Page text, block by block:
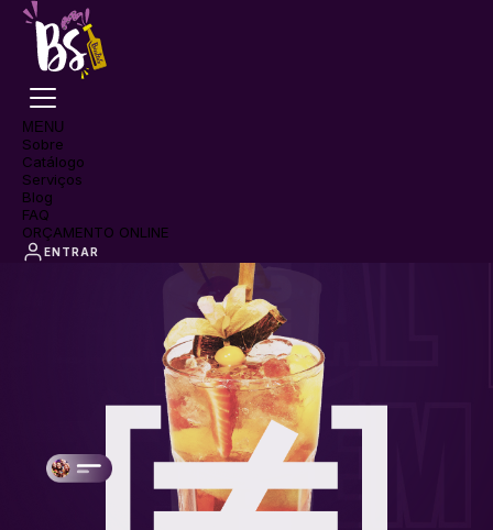
MENU
Sobre
Catálogo
Serviços
Blog
FAQ
ORÇAMENTO ONLINE
ENTRAR